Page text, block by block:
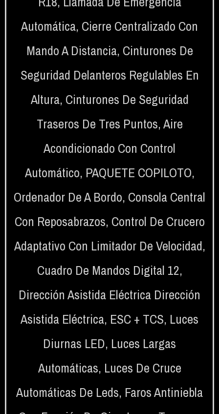
Automática, Cierre Centralizado Con
Mando A Distancia, Cinturones De
Seguridad Delanteros Regulables En
Altura, Cinturones De Seguridad
Traseros De Tres Puntos,Aire
Acondicionado Con Control
Automático, PAQUETE COPILOTO,
Ordenador De A Bordo, Consola Central
Con Reposabrazos, Control De Crucero
Adaptativo Con Limitador De Velocidad,
Cuadro De Mandos Digital 12,
Dirección Asistida Eléctrica Dirección
Asistida Eléctrica, ESC + TCS, Luces
Diurnas LED, Luces Largas
Automáticas, Luces De Cruce
Automáticas De Leds, Faros Antiniebla